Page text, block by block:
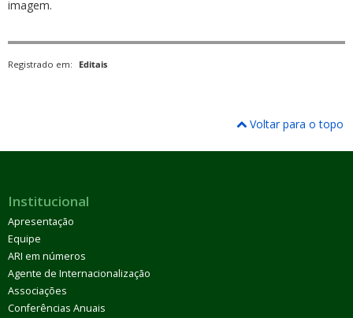
imagem.
Registrado em: Editais
Voltar para o topo
Institucional
Apresentação
Equipe
ARI em números
Agente de Internacionalização
Associações
Conferências Anuais